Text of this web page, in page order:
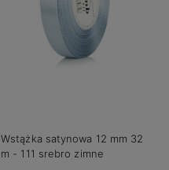
Wstążka satynowa 12 mm 32
m - 111 srebro zimne